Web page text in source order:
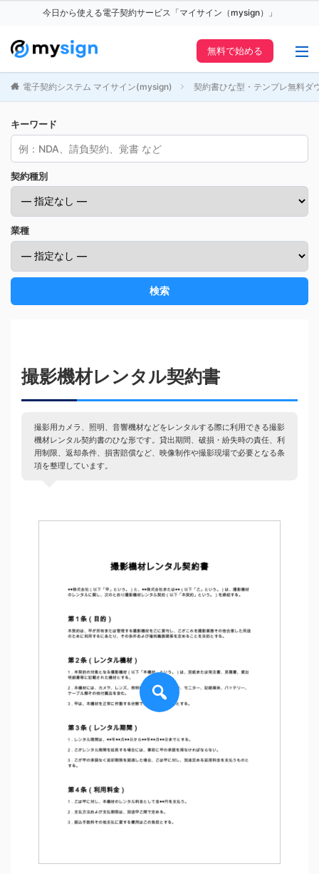
今日から使える電子契約サービス「マイサイン（mysign）」
無料で始める
電子契約システム マイサイン(mysign) 契約書ひな型・テンプレ無料ダ
キーワード
契約種別
業種
検索
撮影機材レンタル契約書
撮影用カメラ、照明、音響機材などをレンタルする際に利用できる撮影
機材レンタル契約書のひな形です。貸出期間、破損・紛失時の責任、利
用制限、返却条件、損害賠償など、映像制作や撮影現場で必要となる条
項を整理しています。